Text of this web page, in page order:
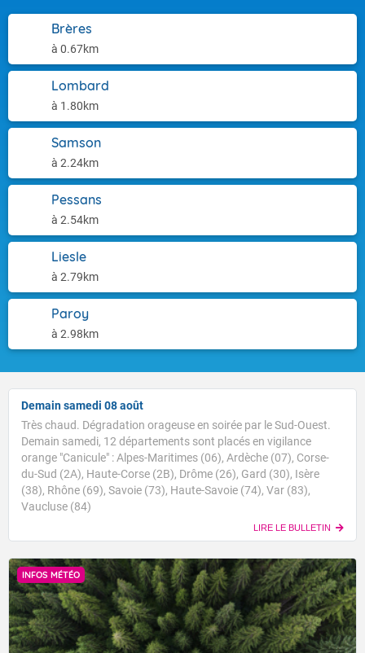
Brères
à 0.67km
Lombard
à 1.80km
Samson
à 2.24km
Pessans
à 2.54km
Liesle
à 2.79km
Paroy
à 2.98km
Demain samedi 08 août
Très chaud. Dégradation orageuse en soirée par le Sud-Ouest.
Demain samedi, 12 départements sont placés en vigilance
orange "Canicule" : Alpes-Maritimes (06), Ardèche (07), Corse-
du-Sud (2A), Haute-Corse (2B), Drôme (26), Gard (30), Isère
(38), Rhône (69), Savoie (73), Haute-Savoie (74), Var (83),
Vaucluse (84)
LIRE LE BULLETIN
INFOS MÉTÉO